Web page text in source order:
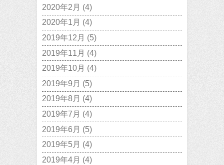
2020年2月 (4)
2020年1月 (4)
2019年12月 (5)
2019年11月 (4)
2019年10月 (4)
2019年9月 (5)
2019年8月 (4)
2019年7月 (4)
2019年6月 (5)
2019年5月 (4)
2019年4月 (4)